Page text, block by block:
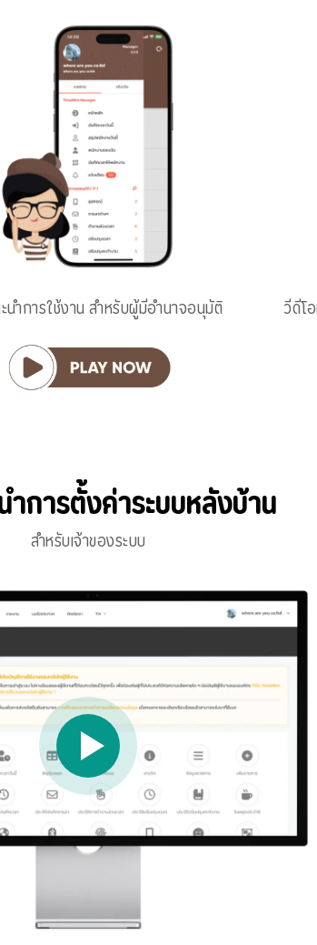
นำการใช้งาน สำหรับผู้มีอำนาจอนุมัติ วีดีโ
ำการตั้งค่าระบบหลังบ้าน
สำหรับเจ้าของระบบ